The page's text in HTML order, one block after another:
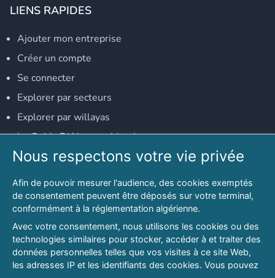
LIENS RAPIDES
Ajouter mon entreprise
Créer un compte
Se connecter
Explorer par secteurs
Explorer par willayas
Le Guide D'Alger, guide-alger.com
NOS RÉSEAUX SOCIAUX
Notre page Facebook
Notre page LinkedIn
Notre page Instagram
Notre page Twitter
Nous respectons votre vie privée
Afin de pouvoir mesurer l'audience, des cookies exemptés
de consentement peuvent être déposés sur votre terminal,
conformément à la réglementation algérienne.
Avec votre consentement, nous utilisons les cookies ou des
technologies similaires pour stocker, accéder à et traiter des
données personnelles telles que vos visites à ce site Web,
les adresses IP et les identifiants des cookies. Vous pouvez